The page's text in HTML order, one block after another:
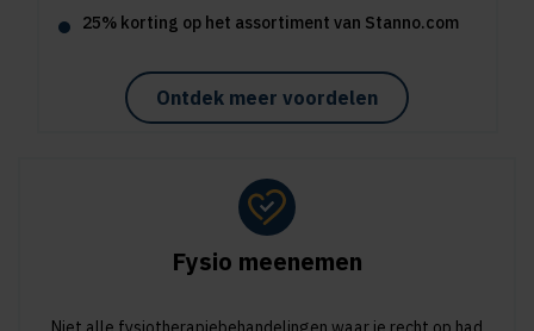
25% korting op het assortiment van Stanno.com
Ontdek meer voordelen
Fysio meenemen